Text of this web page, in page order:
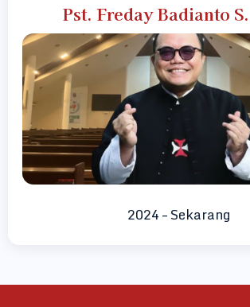
Pst. Freday Badianto
2024 – Sekarang